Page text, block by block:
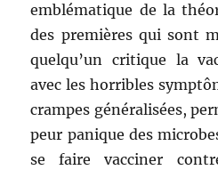
emblématique de la
des premières qui sont
quelqu’un critique la
avec les horribles
crampes généralisées,
peur panique des
se faire vacciner